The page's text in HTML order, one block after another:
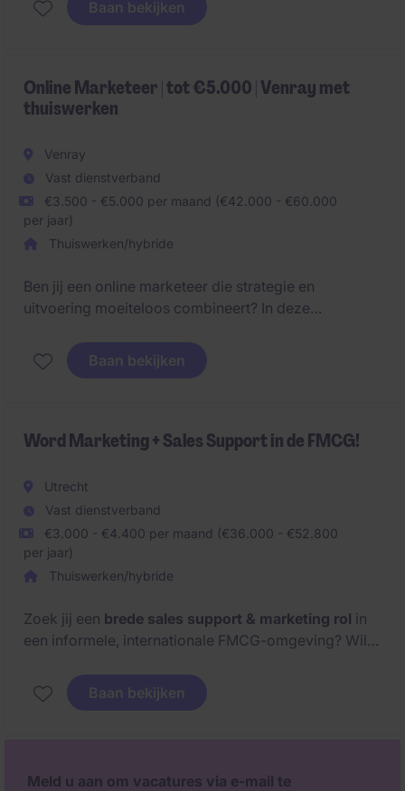
uitvoering en verbetering? Dan is deze functie iets
Baan bekijken
Online Marketeer | tot €5.000 | Venray met
thuiswerken
Venray
Vast dienstverband
€3.500 - €5.000 per maand (€42.000 - €60.000
per jaar)
Thuiswerken/hybride
Ben jij een online marketeer die strategie en
uitvoering moeiteloos combineert? In deze
binnen de organisatie en adviseer je sales over de
meest effectieve marketingaanpak, terwijl je zelf de
Baan bekijken
Word Marketing + Sales Support in de FMCG!
Utrecht
Vast dienstverband
€3.000 - €4.400 per maand (€36.000 - €52.800
per jaar)
Thuiswerken/hybride
Zoek jij een brede sales support & marketing rol in
een informele, internationale FMCG-omgeving? Wil
Lees dan snel verder en ontdek jouw volgende stap!
Baan bekijken
Meld u aan om vacatures via e-mail te